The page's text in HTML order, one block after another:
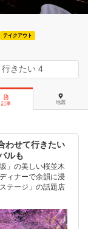
テイクアウト
きたい 4
記事 地図
わせて行きたい
ルも
」の美しい桜並木
ィナーで余韻に浸
テージ」の話題店